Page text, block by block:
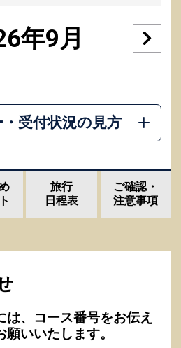
年9月
受付状況の見方
旅行
日程表
ご確認・
注意事項
は、コース番号をお伝え
いいたします。